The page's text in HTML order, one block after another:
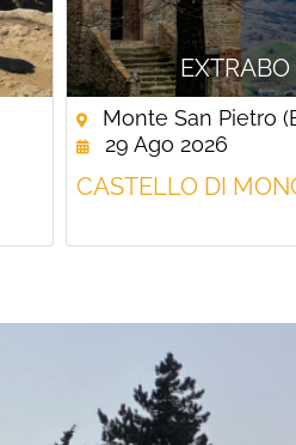
EXTRABO
Monte San Pietro
29 Ago 2026
CASTELLO DI